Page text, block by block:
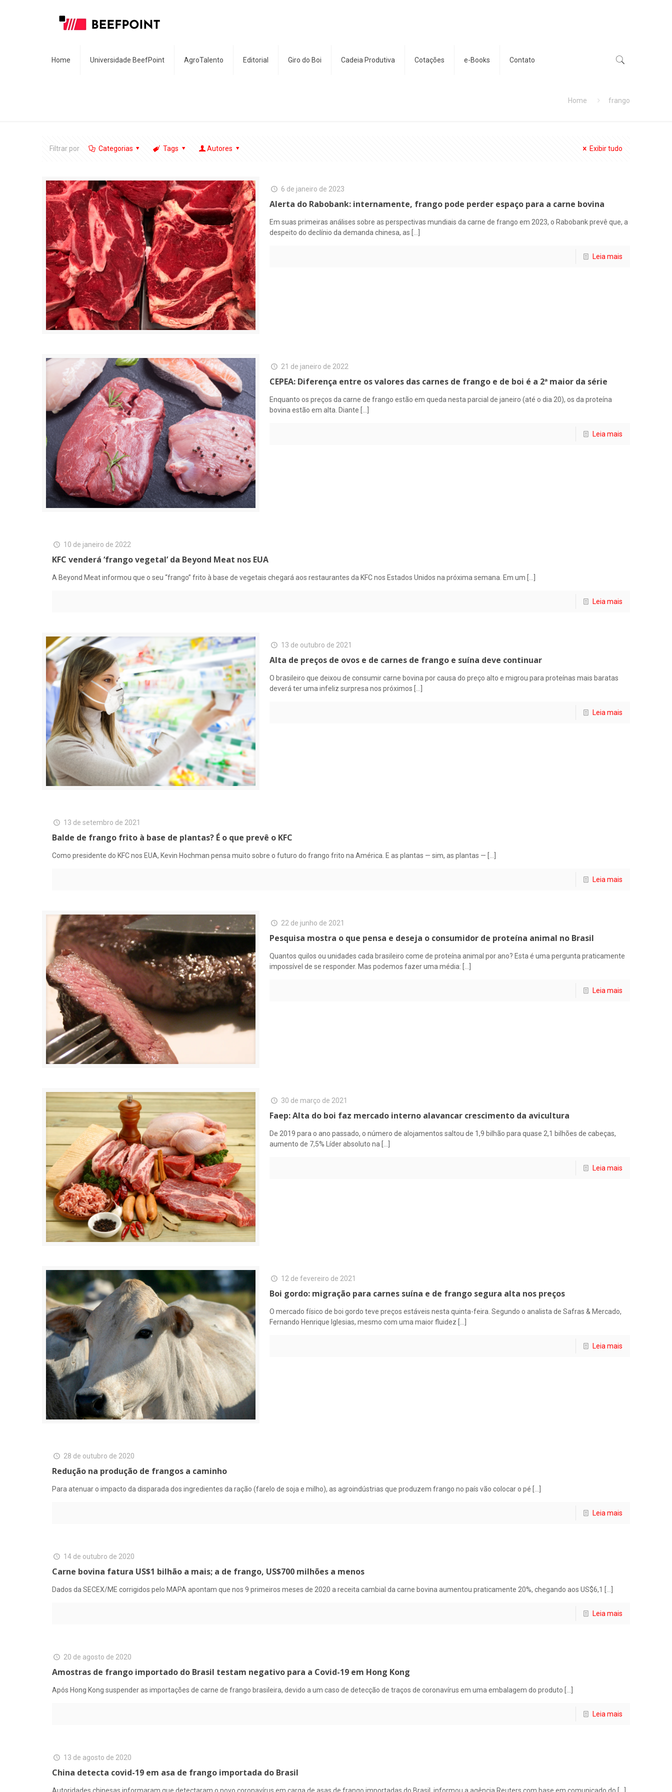
Home Universidade BeefPoint AgroTalento Editorial Giro do Boi Cadeia Produtiva Cotações e-Books Contato
Home frango
Filtrar por Categorias Tags Autores Exibir tudo
6 de janeiro de 2023
Alerta do Rabobank: internamente, frango pode perder espaço para a carne bovina
Em suas primeiras análises sobre as perspectivas mundiais da carne de frango em 2023, o Rabobank prevê que, a
despeito do declínio da demanda chinesa, as
Leia mais
21 de janeiro de 2022
CEPEA: Diferença entre os valores das carnes de frango e de boi é a 2ª maior da série
Enquanto os preços da carne de frango estão em queda nesta parcial de janeiro (até o dia 20), os da proteína
bovina estão em alta. Diante […]
Leia mais
10 de janeiro de 2022
KFC venderá ‘frango vegetal’ da Beyond Meat nos EUA
A Beyond Meat informou que o seu “frango” frito à base de vegetais chegará aos restaurantes da KFC nos Estados Unidos na próxima semana. Em um
Leia mais
13 de outubro de 2021
Alta de preços de ovos e de carnes de frango e suína deve continuar
O brasileiro que deixou de consumir carne bovina por causa do preço alto e migrou para proteínas mais baratas
deverá ter uma infeliz surpresa nos próximos
Leia mais
13 de setembro de 2021
Balde de frango frito à base de plantas? É o que prevê o KFC
Como presidente do KFC nos EUA, Kevin Hochman pensa muito sobre o futuro do frango frito na América. E as plantas — sim, as plantas —
Leia mais
22 de junho de 2021
Pesquisa mostra o que pensa e deseja o consumidor de proteína animal no Brasil
Quantos quilos ou unidades cada brasileiro come de proteína animal por ano? Esta é uma pergunta praticamente
impossível de se responder. Mas podemos fazer uma média:
Leia mais
30 de março de 2021
Faep: Alta do boi faz mercado interno alavancar crescimento da avicultura
De 2019 para o ano passado, o número de alojamentos saltou de 1,9 bilhão para quase 2,1 bilhões de cabeças,
aumento de 7,5% Líder absoluto na […]
Leia mais
12 de fevereiro de 2021
Boi gordo: migração para carnes suína e de frango segura alta nos preços
O mercado físico de boi gordo teve preços estáveis nesta quinta-feira. Segundo o analista de Safras & Mercado,
Fernando Henrique Iglesias, mesmo com uma maior fluidez
Leia mais
28 de outubro de 2020
Redução na produção de frangos a caminho
Para atenuar o impacto da disparada dos ingredientes da ração (farelo de soja e milho), as agroindústrias que produzem frango no país vão colocar o pé
Leia mais
14 de outubro de 2020
Carne bovina fatura US$1 bilhão a mais; a de frango, US$700 milhões a menos
Dados da SECEX/ME corrigidos pelo MAPA apontam que nos 9 primeiros meses de 2020 a receita cambial da carne bovina aumentou praticamente 20%, chegando aos US$6,1
Leia mais
20 de agosto de 2020
Amostras de frango importado do Brasil testam negativo para a Covid-19 em Hong Kong
Após Hong Kong suspender as importações de carne de frango brasileira, devido a um caso de detecção de traços de coronavírus em uma embalagem do produto
Leia mais
13 de agosto de 2020
China detecta covid-19 em asa de frango importada do Brasil